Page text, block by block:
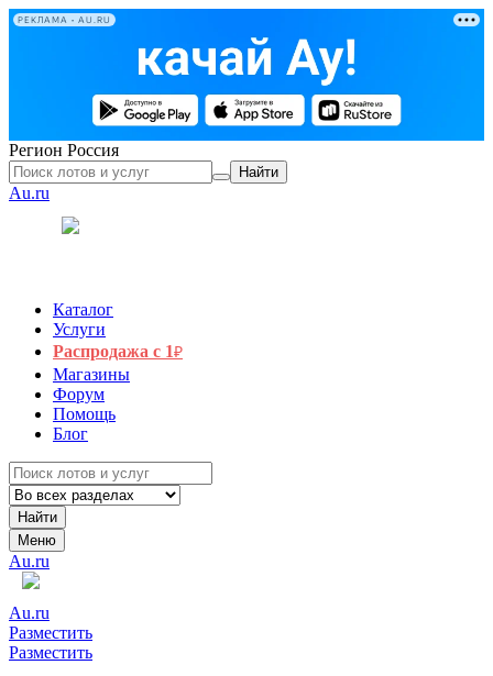
РЕКЛАМА • AU.RU
Регион Россия
Найти
Au.ru
Каталог
Услуги
Распродажа с 1₽
Магазины
Форум
Помощь
Блог
Найти
Меню
Au.ru
Au.ru
Разместить
Разместить